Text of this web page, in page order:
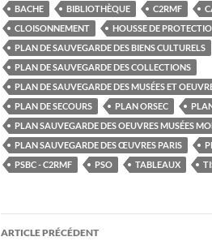
BACHE BIBLIOTHÈQUE C2RMF
CLOISONNEMENT
HOUSSE DE
PLAN DE SAUVEGARDE DES BIENS CULTURELS
PLAN DE SAUVEGARDE DES COLLECTIONS
PLAN DE SAUVEGARDE DES MUSÉES ET
PLAN DE SECOURS
PLAN ORSEC
PLAN SAUVEGARDE DES OEUVRES MUSÉES
PLAN SAUVEGARDE DES ŒUVRES PARIS
PSBC - C2RMF
PSO TABLEAUX
Navigation
ARTICLE PRÉCÉDENT